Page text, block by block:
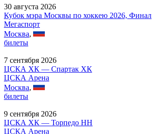
30 августа 2026
Кубок мэра Москвы по хоккею 2026, Финал
Мегаспорт
Москва,
билеты
7 сентября 2026
ЦСКА ХК — Спартак ХК
ЦСКА Арена
Москва,
билеты
9 сентября 2026
ЦСКА ХК — Торпедо НН
ЦСКА Арена